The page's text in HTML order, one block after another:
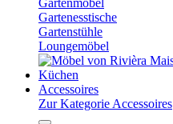
Gartenesstische
Gartenstühle
Loungemöbel
Küchen
Accessoires
Zur Kategorie Accessoires